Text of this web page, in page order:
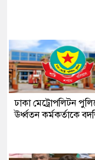
ঢাকা মেট্রোপলিটন
ঊর্ধ্বতন কর্মকর্তাকে